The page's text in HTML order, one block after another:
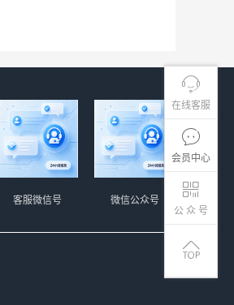
在线客服
会员中心
公 众 号
微信公众号
客服微信号